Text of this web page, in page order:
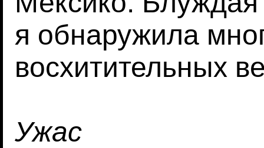
я обнаружила
восхитительных
Ужас